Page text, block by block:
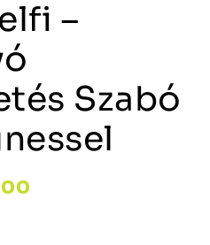
–
Szabó